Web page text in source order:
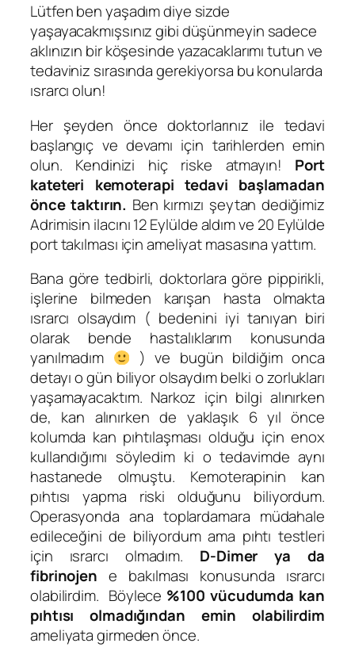
Lütfen ben yaşadım diye sizde
yaşayacakmışsınız gibi düşünmeyin sadece
aklınızın bir köşesinde yazacaklarımı tutun ve
tedaviniz sırasında gerekiyorsa bu konularda
ısrarcı olun!
Her şeyden önce doktorlarınız ile tedavi
başlangıç ve devamı için tarihlerden emin
olun. Kendinizi hiç riske atmayın! Port
kateteri kemoterapi tedavi başlamadan
önce taktırın. Ben kırmızı şeytan dediğimiz
Adrimisin ilacını 12 Eylülde aldım ve 20 Eylülde
port takılması için ameliyat masasına yattım.
Bana göre tedbirli, doktorlara göre pippirikli,
işlerine bilmeden karışan hasta olmakta
ısrarcı olsaydım ( bedenini iyi tanıyan biri
olarak bende hastalıklarım konusunda
yanılmadım
) ve bugün bildiğim onca
detayı o gün biliyor olsaydım belki o zorlukları
yaşamayacaktım. Narkoz için bilgi alınırken
de, kan alınırken de yaklaşık 6 yıl önce
kolumda kan pıhtılaşması olduğu için enox
kullandığımı söyledim ki o tedavimde aynı
hastanede olmuştu. Kemoterapinin kan
pıhtısı yapma riski olduğunu biliyordum.
Operasyonda ana toplardamara müdahale
edileceğini de biliyordum ama pıhtı testleri
için ısrarcı olmadım. D-Dimer ya da
fibrinojen e bakılması konusunda ısrarcı
olabilirdim. Böylece %100 vücudumda kan
pıhtısı olmadığından emin olabilirdim
ameliyata girmeden önce.